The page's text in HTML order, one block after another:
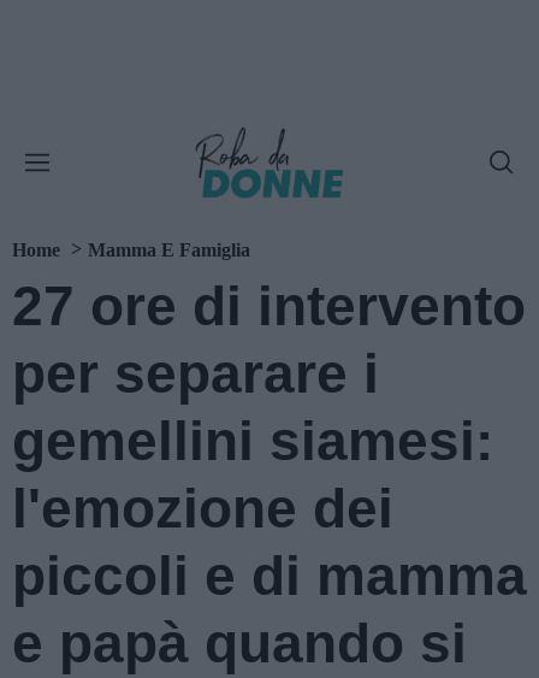
Home Mamma E Famiglia
27 ore di intervento
per separare i
gemellini siamesi:
l'emozione dei
piccoli e di mamma
e papà quando si